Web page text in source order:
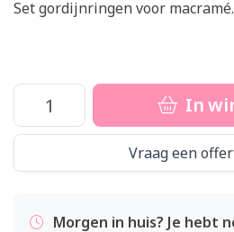
Set gordijnringen voor macramé.
In
Vraag een
Morgen in huis? Je hebt